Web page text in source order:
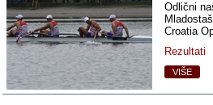
Odlični
Croatia
Rezultati
VIŠE